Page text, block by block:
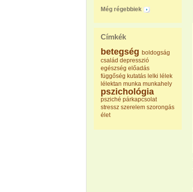
Még régebbiek
Címkék
betegség boldogság
család depresszió
egészség előadás
függőség kutatás lelki lélek
lélektan munka munkahely
pszichológia
psziché párkapcsolat
stressz szerelem szorongás
élet